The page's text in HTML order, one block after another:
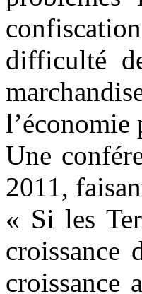
difficulté
l’économie
Une
2011,
« Si les
croissance
croissance